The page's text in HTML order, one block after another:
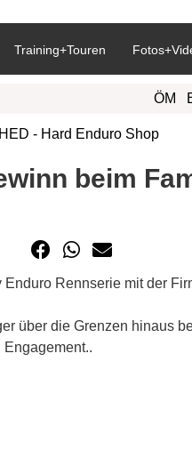
Training+Touren
ÖM
beim
Rennserie mit der
über die Grenzen hinaus
Engagement..